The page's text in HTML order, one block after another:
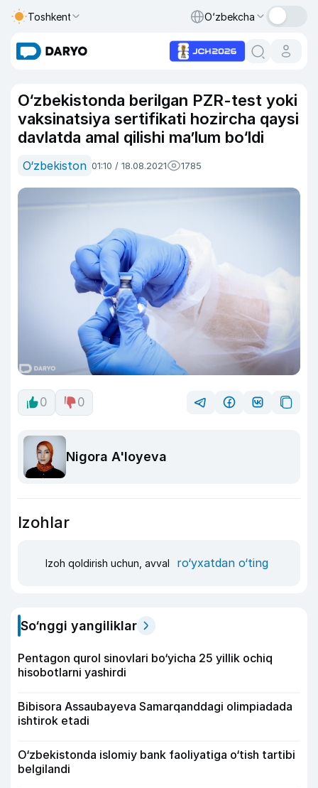
Toshkent O‘zbekcha
O‘zbekistonda berilgan PZR-test yoki
vaksinatsiya sertifikati hozircha qaysi
davlatda amal qilishi ma’lum bo‘ldi
O‘zbekiston 01:10 / 18.08.2021 1785
0 0
Nigora A'loyeva
Izohlar
Izoh qoldirish uchun, avval ro‘yxatdan o‘ting
So‘nggi yangiliklar
Pentagon qurol sinovlari bo‘yicha 25 yillik ochiq
hisobotlarni yashirdi
Bibisora Assaubayeva Samarqanddagi olimpiadada
ishtirok etadi
O‘zbekistonda islomiy bank faoliyatiga o‘tish tartibi
belgilandi